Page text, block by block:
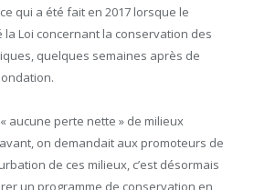
qui a été fait en 2017 lorsque le
Loi concernant la conservation des
quelques semaines après de
« aucune perte nette » de milieux
on demandait aux promoteurs de
de ces milieux, c’est désormais
un programme de conservation en